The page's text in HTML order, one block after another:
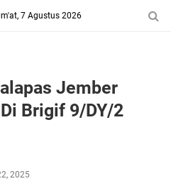
7 Agustus 2026
Jember
Brigif 9/DY/2
2025